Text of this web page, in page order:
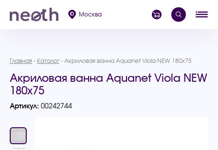
Москва
Главная Каталог Акриловая ванна Aquanet Viola NEW 180x75
Акриловая ванна Aquanet Viola NEW
180x75
Артикул: 00242744